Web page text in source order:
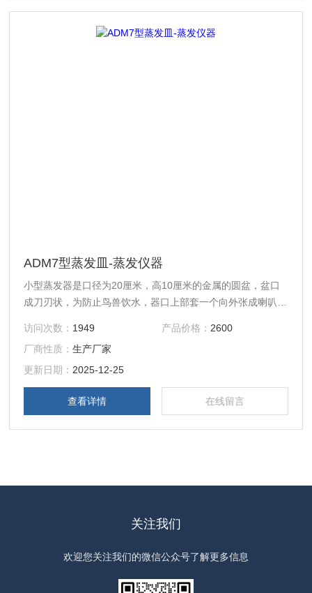
ADM7型蒸发皿-蒸发仪器
小型蒸发器是口径为20厘米，高10厘米的金属的圆盆，盆口
成刀刃状，为防止鸟兽饮水，器口上部套一个向外张成喇叭状
米，每日放入定量清水，隔24小时后，用量杯测量剩余水
量，所减少的水量即为蒸发量。每天向蒸发皿中加进2厘米深
的水层，晚上把余水倒进量杯，量出剩余水深。ADM7型蒸发
皿-蒸发仪器
访问次数： 1949 产品价格： 2600
厂商性质：生产厂家
更新日期： 2025-12-25
查看详情 在线留言
关注我们
欢迎您关注我们的微信公众号了解更多信息